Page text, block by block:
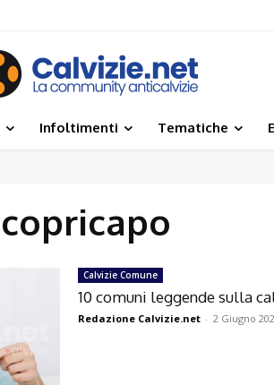
Infoltimenti Tematiche
copricapo
Calvizie Comune
10 comuni leggende sulla
Redazione Calvizie.net - 2 Giugno